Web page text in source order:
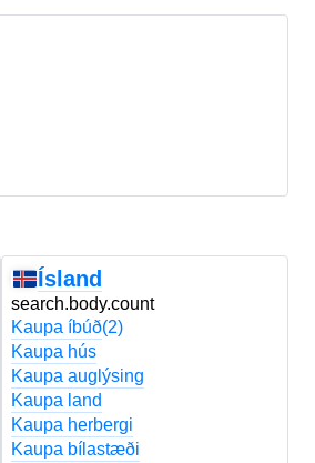
Ísland
search.body.count
Kaupa íbúð(2)
Kaupa hús
Kaupa auglýsing
Kaupa land
Kaupa herbergi
Kaupa bílastæði